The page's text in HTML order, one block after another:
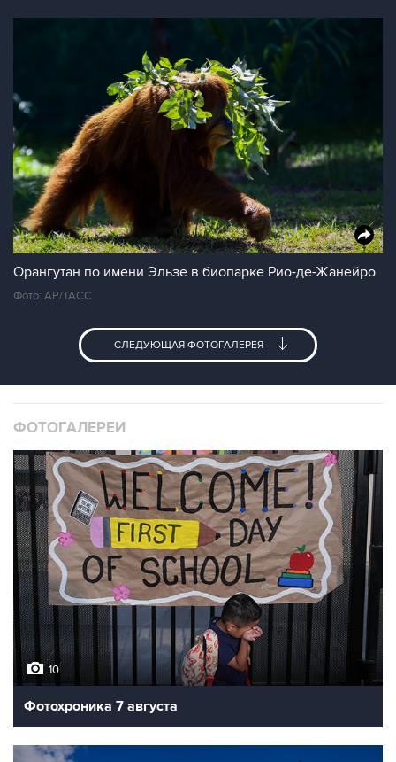
Орангутан по имени Эльзе в биопарке Рио-де-Жанейро
Фото: AP/ТАСС
СЛЕДУЮЩАЯ ФОТОГАЛЕРЕЯ
ФОТОГАЛЕРЕИ
10
Фотохроника 7 августа